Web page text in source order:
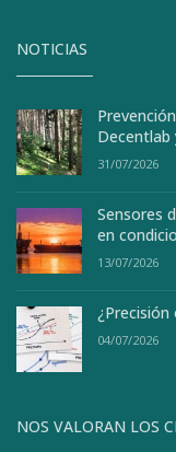
NOTICIAS
Decentlab
31/07/2026
Sensores
en
13/07/2026
04/07/2026
NOS VALORAN LOS